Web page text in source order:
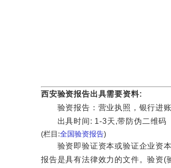
西安验资报告出具需要资料:
验资报告：营业执照，银行进账
出具时间: 1-3天,带防伪二维码
(栏目:全国验资报告)
验资即验证资本或验证企业资本
报告是具有法律效力的文件。验资(